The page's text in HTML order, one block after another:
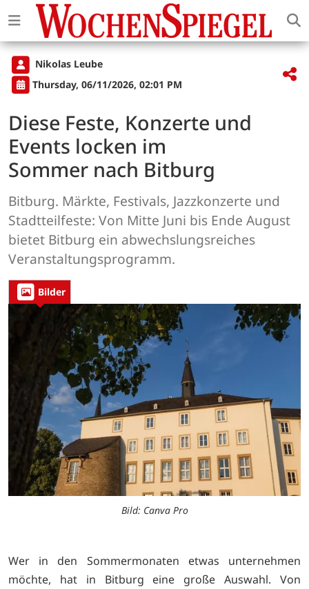
Nikolas Leube
Thursday, 06/11/2026, 02:01 PM
Diese Feste, Konzerte und
Events locken im
Sommer nach Bitburg
Bitburg. Märkte, Festivals, Jazzkonzerte und
Stadtteilfeste: Von Mitte Juni bis Ende August
bietet Bitburg ein abwechslungsreiches
Veranstaltungsprogramm.
Bilder
Bild: Canva Pro
Wer in den Sommermonaten etwas unternehmen
möchte, hat in Bitburg eine große Auswahl. Von